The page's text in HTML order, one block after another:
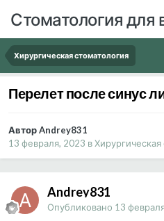
Стоматология для
Хирургическая стоматология
Перелет после синус
Автор Andrey831
13 февраля, 2023 в
Andrey831
Опубликовано 13